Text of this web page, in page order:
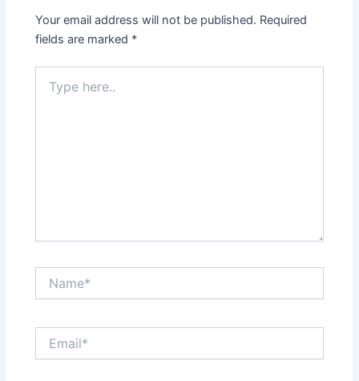
Your email address will not be published. Required
fields are marked *
here..